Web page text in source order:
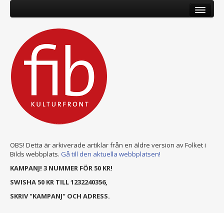
OBS! Detta är arkiverade artiklar från en äldre version av Folket i
Bilds webbplats. Gå till den aktuella webbplatsen!
KAMPANJ! 3 NUMMER FÖR 50 KR!
SWISHA 50 KR TILL 1232240356,
SKRIV "KAMPANJ" OCH ADRESS.